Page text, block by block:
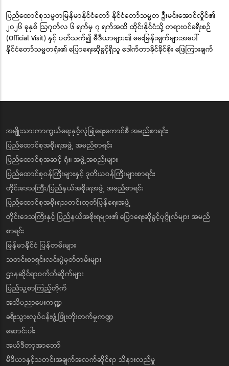
ပြည်ထောင်စုသမ္မတမြန်မာနိုင်ငံတော် နိုင်ငံတော်သမ္မတ ဦးမင်းအောင်လှိုင်၏
၂၀၂၆ ခုနှစ် ဩဂုတ်လ ၆ ရက်မှ ၇ ရက်အထိ ထိုင်းနိုင်ငံသို့ တရားဝင်ခရီးစဉ်
(Official Visit) နှင့် ပတ်သက်၍ မီဒီယာများ၏ မေးမြန်းချက်များအပေါ်
နိုင်ငံတော်သမ္မတရုံး၏ ပြောရေးဆိုခွင့်ရှိသူ ဒေါက်တာခိုင်ခိုင်စိုး ဖြေကြားချက်
အမျိုးသားကာကွယ်ရေးနှင့်လုံခြုံရေးကောင်စီ အမည်စာရင်း
ပြည်ထောင်စုအစိုးရအဖွဲ့ အမည်စာရင်း
ပြည်ထောင်စုအဆင့် ရုံး၊ အဖွဲ့အစည်းများ
ပြည်ထောင်စုဝန်ကြီးများနှင့် ဒုတိယဝန်ကြီးများစာရင်း
တိုင်းဒေသကြီး/ပြည်နယ်အစိုးရအဖွဲ့ အမည်စာရင်း
ပြည်ထောင်စုအစိုးရသတင်းထုတ်ပြန်ရေးအဖွဲ့
တိုင်းဒေသကြီးနှင့် ပြည်နယ်အစိုးရများ၏ ပြောရေးဆိုခွင့်ပုဂ္ဂိုလ်များ အမည်
စာရင်း
မြန်မာနိုင်ငံ ပြန်တမ်းများ
သတင်းစာရှင်းလင်းပွဲမှတ်တမ်းများ
ဌာနဆိုင်ရာဝက်ဘ်ဆိုက်များ
ပြည်သူ့စာကြည့်တိုက်
အသိပညာပေးကဏ္ဍ
ခရီးသွားလုပ်ငန်းဖွံ့ဖြိုးတိုးတက်မှုကဏ္ဍ
ဆောင်းပါး
အယ်ဒီတာ့အာဘော်
မီဒီယာနှင့်သတင်းအချက်အလက်ဆိုင်ရာ သိနားလည်မှု